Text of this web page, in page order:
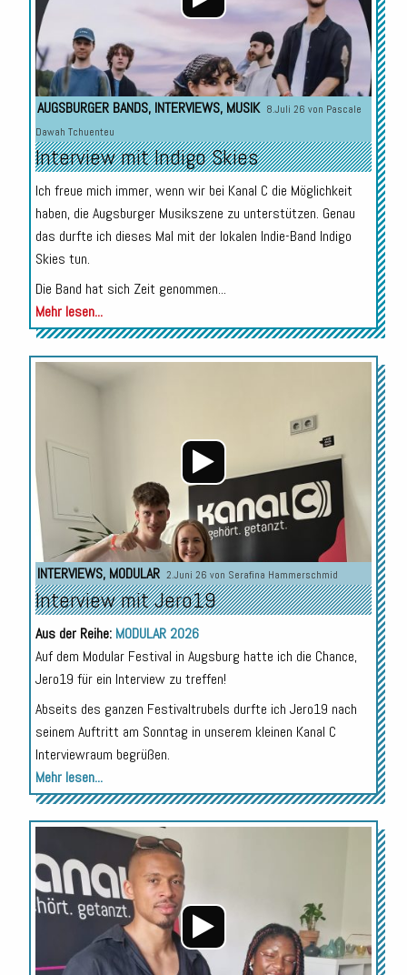
AUGSBURGER BANDS, INTERVIEWS, MUSIK 8.Juli 26 von Pascale
Dawah Tchuenteu
Interview mit Indigo Skies
Ich freue mich immer, wenn wir bei Kanal C die Möglichkeit
haben, die Augsburger Musikszene zu unterstützen. Genau
das durfte ich dieses Mal mit der lokalen Indie-Band Indigo
Skies tun.
Die Band hat sich Zeit genommen...
Mehr lesen...
Audio-
Player
INTERVIEWS, MODULAR 2.Juni 26 von Serafina Hammerschmid
Interview mit Jero19
Aus der Reihe: MODULAR 2026
Auf dem Modular Festival in Augsburg hatte ich die Chance,
Jero19 für ein Interview zu treffen!
Abseits des ganzen Festivaltrubels durfte ich Jero19 nach
seinem Auftritt am Sonntag in unserem kleinen Kanal C
Interviewraum begrüßen.
Mehr lesen...
Audio-
Player